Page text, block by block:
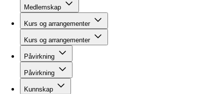
Medlemskap
Kurs og arrangementer
Kurs og arrangementer
Påvirkning
Påvirkning
Kunnskap